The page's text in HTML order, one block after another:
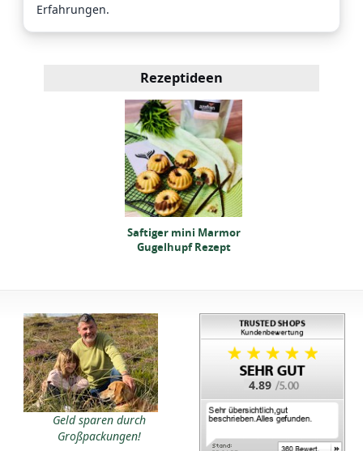
Erfahrungen.
Rezeptideen
Saftiger mini Marmor
Gugelhupf Rezept
mini Marmor
Rezept
Geld sparen durch
Großpackungen!
4.89